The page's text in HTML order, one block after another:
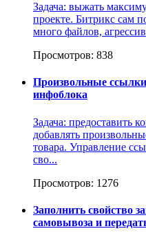
Задача: выжать
проекте. Битрикс сам
много файлов,
Просмотров: 838
Произвольные ссылки
инфоблока
Задача: предоставить
добавлять
товара. Управление
сво...
Просмотров: 1276
Заполнить свойство
самовывоза и